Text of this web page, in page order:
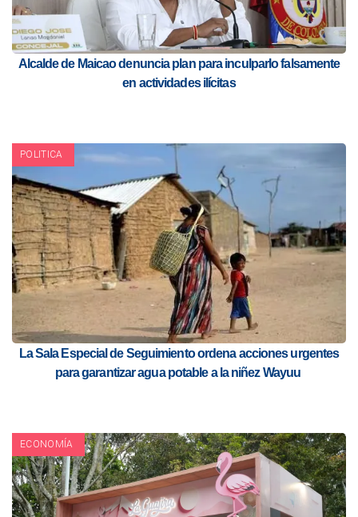
Alcalde de Maicao denuncia plan para inculparlo falsamente
en actividades ilícitas
POLITICA
La Sala Especial de Seguimiento ordena acciones urgentes
para garantizar agua potable a la niñez Wayuu
ECONOMÍA